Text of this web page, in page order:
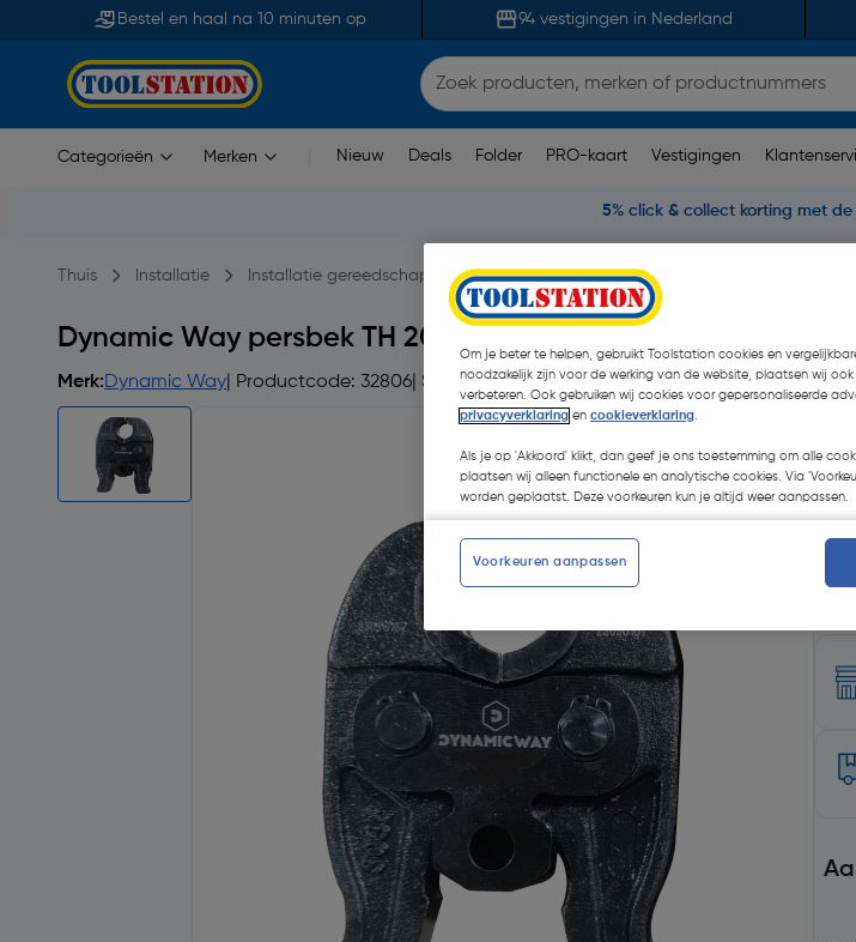
Bestel en haal na 10 minuten op 94 vestigingen in Nederland
Categorieën Merken Nieuw Deals Folder PRO-kaart Vestigingen
5% click & collect korting met de
Thuis Installatie Installatie gereedschap Persgereedschap Dynamic Way persbek TH
Dynamic Way persbek TH 20
Merk:Dynamic Way | Productcode: 32806 | Stuk
Om je beter te helpen, gebruikt Toolstation cookies en
noodzakelijk zijn voor de werking van de website, plaatsen wij
verbeteren. Ook gebruiken wij cookies voor gepersonaliseerde
privacyverklaring en cookieverklaring.
Als je op 'Akkoord' klikt, dan geef je ons toestemming om alle
plaatsen wij alleen functionele en analytische cookies. Via
worden geplaatst. Deze voorkeuren kun je altijd weer aanpassen.
Voorkeuren aanpassen